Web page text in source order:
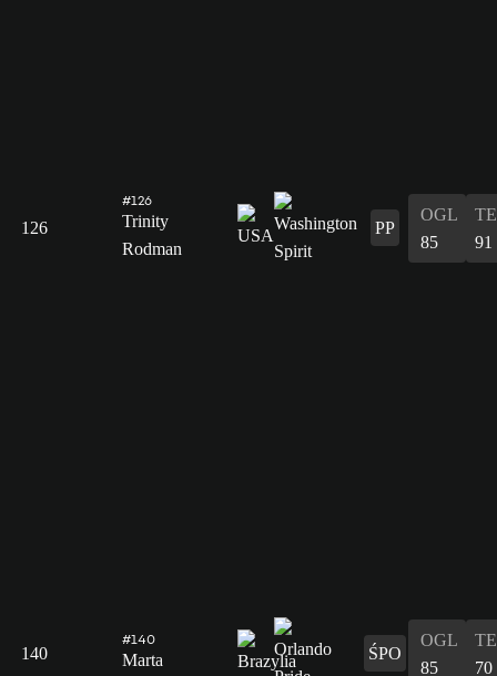
126
#126
Trinity
Rodman
PP
OGL
85
91
140
#140
Marta ŚPO
OGL
85
70